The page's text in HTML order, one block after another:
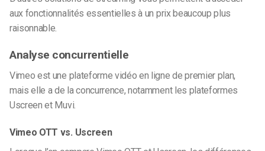
aux fonctionnalités essentielles à un prix beaucoup plus
raisonnable.
Analyse concurrentielle
Vimeo est une plateforme vidéo en ligne de premier plan,
mais elle a de la concurrence, notamment les plateformes
Uscreen et Muvi.
Vimeo OTT vs. Uscreen